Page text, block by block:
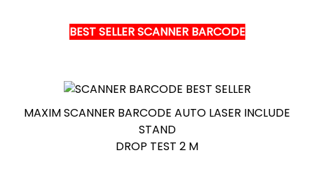
BEST SELLER SCANNER BARCODE
MAXIM SCANNER BARCODE AUTO LASER INCLUDE
STAND
DROP TEST 2 M